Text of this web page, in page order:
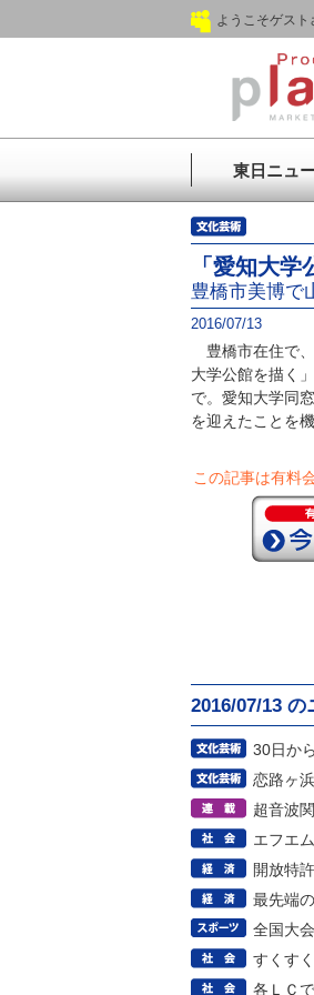
ようこそゲスト
東日ニュ
「愛知大学
豊橋市美博で
2016/07/13
豊橋市在住で
大学公館を描く
で。愛知大学同
を迎えたことを
この記事は有料
2016/07/13 の
30日か
恋路ヶ
超音波
エフエ
開放特
最先端
全国大
すくす
各ＬＣ